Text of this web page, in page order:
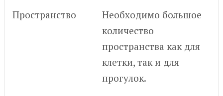
Пространство
Необходимо большое
количество
пространства как для
клетки, так и для
прогулок.